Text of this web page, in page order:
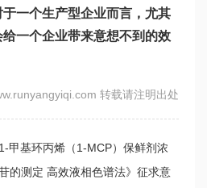
一个生产型企业而言，尤其
一个企业带来意想不到的效
转载请注明出处
甲基环丙烯（1-MCP）保鲜剂浓
的测定 高效液相色谱法》征求意